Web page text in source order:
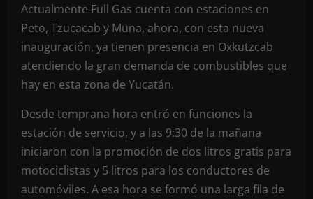
Actualmente Full Gas cuenta con estaciones en
Peto, Tzucacab y Muna, ahora, con esta nueva
inauguración, ya tienen presencia en Oxkutzcab
atendiendo la gran demanda de combustibles que
hay en esta zona de Yucatán.
Desde temprana hora entró en funciones la
estación de servicio, y a las 9:30 de la mañana
iniciaron con la promoción de dos litros gratis para
motociclistas y 5 litros para los conductores de
automóviles. A esa hora se formó una larga fila de